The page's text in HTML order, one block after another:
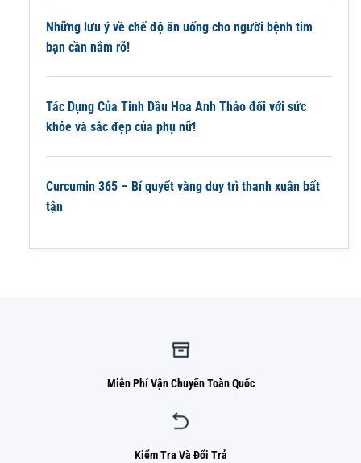
Những lưu ý về chế độ ăn uống cho người bệnh tim
bạn cần nắm rõ!
Tác Dụng Của Tinh Dầu Hoa Anh Thảo đối với sức
khỏe và sắc đẹp của phụ nữ!
Curcumin 365 – Bí quyết vàng duy trì thanh xuân bất
tận
Miễn Phí Vận Chuyển Toàn Quốc
Kiểm Tra Và Đổi Trả